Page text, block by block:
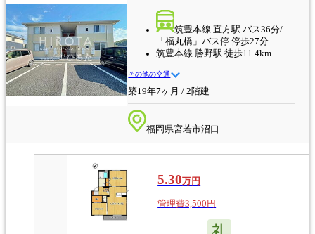
筑豊本線 直方駅 バス36分/
「福丸橋」バス停 停歩27分
筑豊本線 勝野駅 徒歩11.4km
その他の交通
築19年7ヶ月 / 2階建
福岡県宮若市沼口
5.30万円
管理費3,500円